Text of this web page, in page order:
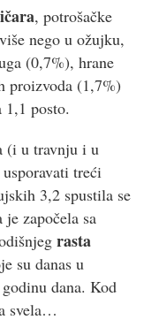
, potrošačke
nego u ožujku,
(0,7%), hrane
proizvoda (1,7%)
posto.
(i u travnju i u
treći
3,2 spustila se
započela sa
rasta
su danas u
dana. Kod
svela…